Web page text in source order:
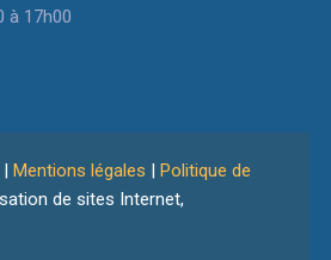
à 17h00
Mentions légales | Politique de
de sites Internet,